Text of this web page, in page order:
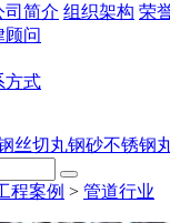
司简介 组织架构 荣
顾问
方式
丝切丸钢砂不锈钢
程案例 > 管道行业